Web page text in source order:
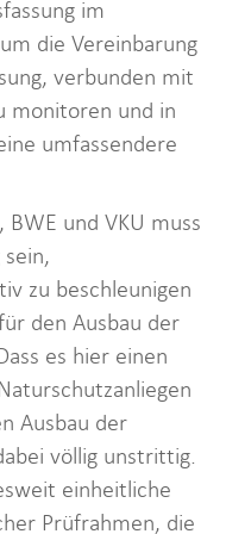
im
die Vereinbarung
verbunden mit
monitoren und in
umfassendere
BWE und VKU muss
zu beschleunigen
den Ausbau der
es hier einen
Ausbau der
völlig unstrittig.
einheitliche
Prüfrahmen, die